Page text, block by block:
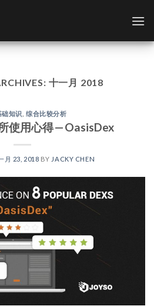
十一月 2018
础知识 ,综合比较分析
使用心得 — OasisDex
月 23, 2018 BY JACKY CHEN